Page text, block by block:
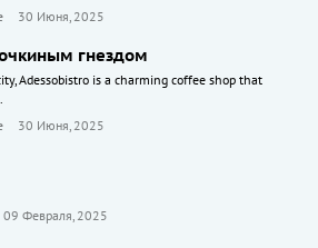
30 Июня, 2025
гнездом
Adessobistro is a charming coffee shop that
30 Июня, 2025
09 Февраля, 2025